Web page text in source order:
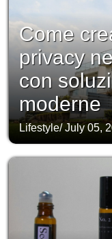
Come
privacy
con
moderne
Lifestyle/July 05,